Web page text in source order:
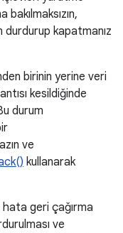
durdurup kapatmanız
birinin yerine veri
kesildiğinde
durum
ve
kullanarak
hata geri çağırma
ve